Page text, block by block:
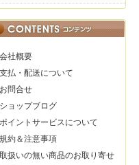
会社概要
支払・配送について
お問合せ
ショップブログ
ポイントサービスについて
規約＆注意事項
取扱いの無い商品のお取り寄せ